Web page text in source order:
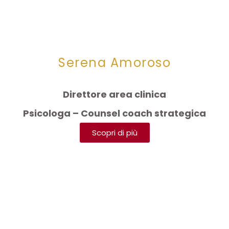
Serena Amoroso
Direttore area clinica
Psicologa – Counsel coach strategica
Scopri di più